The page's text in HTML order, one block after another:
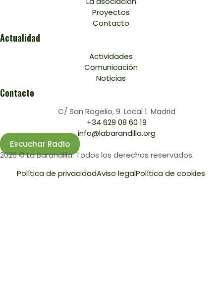
Proyectos
Contacto
Actualidad
Actividades
Comunicación
Noticias
Contacto
C/ San Rogelio, 9. Local 1. Madrid
+34 629 08 60 19
info@labarandilla.org
Escuchar Radio
2026 © La Barandilla. Todos los derechos reservados.
Política de privacidadAviso legalPolítica de cookies